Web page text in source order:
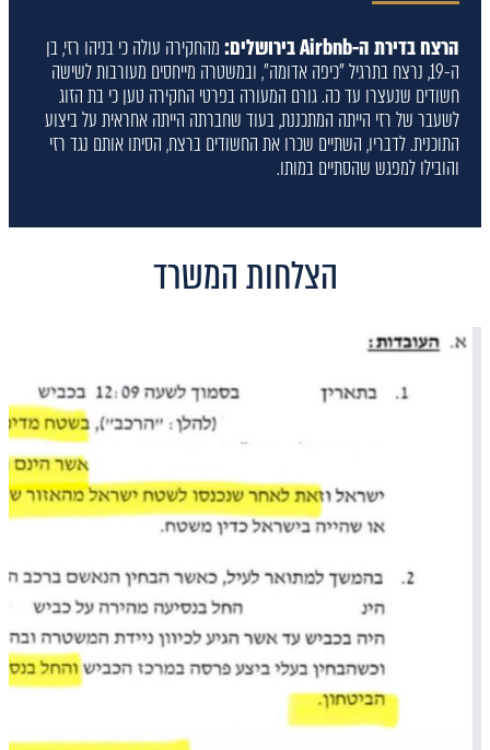
הרצח בדירת ה-Airbnb בירושלים:
מהחקירה עולה כי בניהו רזי, בן
ה-19, נרצח בתרגיל "כיפה אדומה", ובמשטרה מייחסים מעורבות לשישה
חשודים שנעצרו עד כה. גורם המעורה בפרטי החקירה טען כי בת הזוג
לשעבר של רזי הייתה המתכננת, בעוד שחברתה הייתה אחראית על ביצוע
התוכנית. לדבריו, השתיים שכרו את החשודים ברצח, הסיתו אותם נגד רזי
והובילו למפגש שהסתיים במותו.
הצלחות המשרד